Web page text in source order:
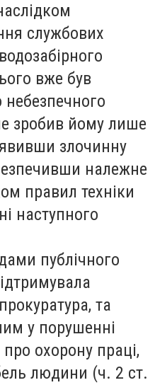
службових
вже був
небезпечного
зробив йому лише
злочинну
належне
правил техніки
наступного
публічного
та
у порушенні
охорону праці,
людини (ч. 2 ст.